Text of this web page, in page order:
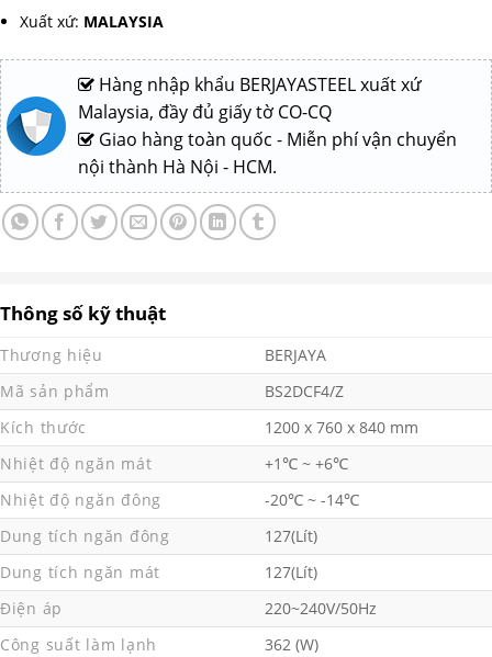
Xuất xứ: MALAYSIA
Hàng nhập khẩu BERJAYASTEEL xuất xứ
Malaysia, đầy đủ giấy tờ CO-CQ
Giao hàng toàn quốc - Miễn phí vận chuyển
nội thành Hà Nội - HCM.
Thông số kỹ thuật
Thương hiệu
BERJAYA
Mã sản phẩm
BS2DCF4/Z
Kích thước
1200 x 760 x 840 mm
Nhiệt độ ngăn mát
+1℃ ~ +6℃
Nhiệt độ ngăn đông
-20℃ ~ -14℃
Dung tích ngăn đông
127(Lít)
Dung tích ngăn mát
127(Lít)
Điện áp
220~240V/50Hz
Công suất làm lạnh
362 (W)